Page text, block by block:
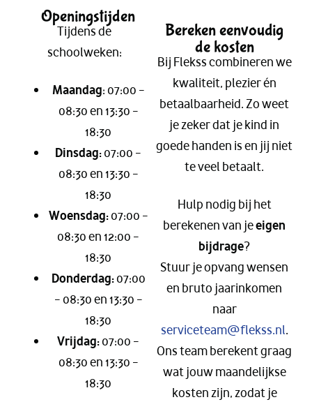
Openingstijden
Tijdens de
schoolweken:
Maandag: 07:00 –
08:30 en 13:30 –
18:30
Dinsdag:07:00 –
08:30 en 13:30 –
18:30
Woensdag:07:00 –
08:30 en 12:00 –
18:30
Donderdag:07:00
– 08:30 en 13:30 –
18:30
Vrijdag:07:00 –
08:30 en 13:30 –
18:30
Bereken eenvoudig
de kosten
Bij Flekss combineren we
kwaliteit, plezier én
betaalbaarheid. Zo weet
je zeker dat je kind in
goede handen is en jij niet
te veel betaalt.
Hulp nodig bij het
berekenen van jeeigen
bijdrage?
Stuur je opvang wensen
en bruto jaarinkomen
naar
serviceteam@flekss.nl.
Ons team berekent graag
wat jouw maandelijkse
kosten zijn, zodat je